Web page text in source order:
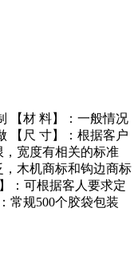
【材 料】：一般情况
【尺 寸】：根据客户
宽度有相关的标准
，木机商标和钩边商标
：可根据客人要求定
常规500个胶袋包装